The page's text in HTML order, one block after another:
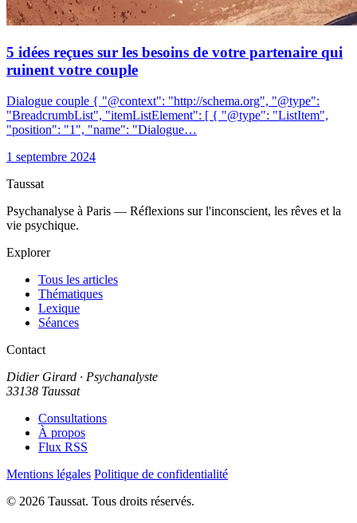
5 idées reçues sur les besoins de votre partenaire qui
ruinent votre couple
Dialogue couple { "@context": "http://schema.org", "@type":
"BreadcrumbList", "itemListElement": [ { "@type": "ListItem",
"position": "1", "name": "Dialogue…
1 septembre 2024
Taussat
Psychanalyse à Paris — Réflexions sur l'inconscient, les rêves et la
vie psychique.
Explorer
Tous les articles
Thématiques
Lexique
Séances
Contact
Didier Girard · Psychanalyste
33138 Taussat
Consultations
À propos
Flux RSS
Mentions légales Politique de confidentialité
© 2026 Taussat. Tous droits réservés.